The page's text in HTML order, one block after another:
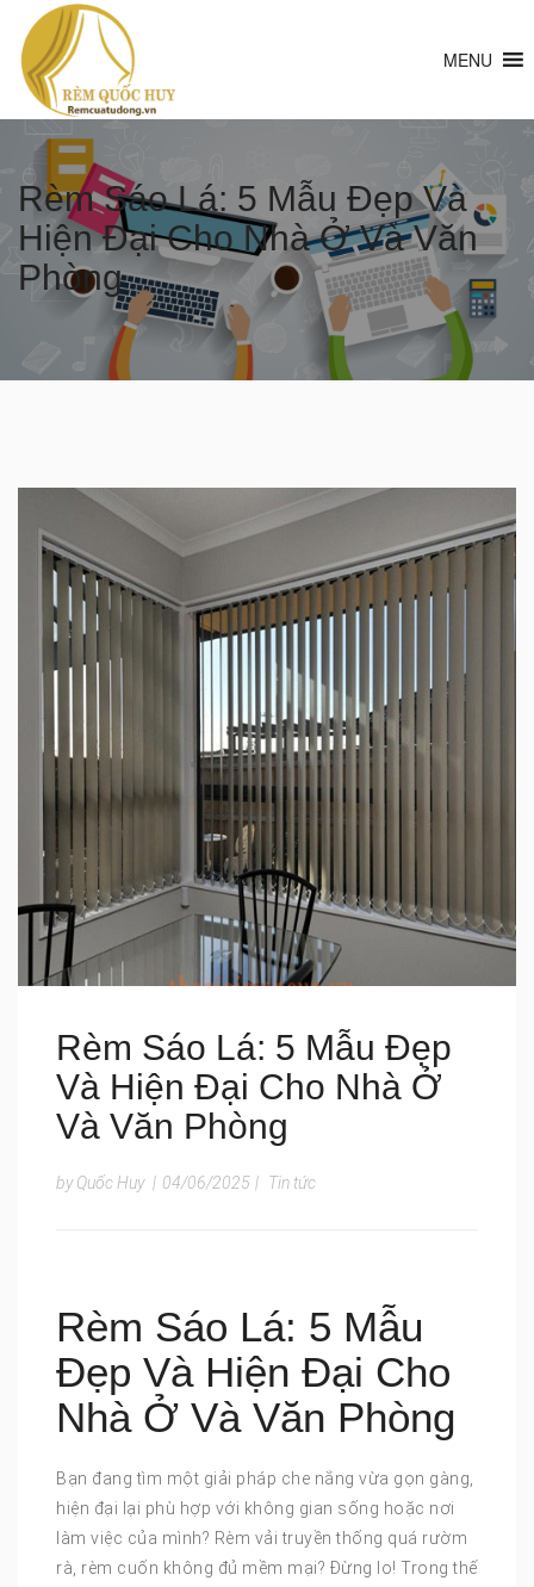
MENU
Rèm Sáo Lá: 5 Mẫu Đẹp Và
Hiện Đại Cho Nhà Ở Và Văn
Phòng
Rèm Sáo Lá: 5 Mẫu Đẹp
Và Hiện Đại Cho Nhà Ở
Và Văn Phòng
by Quốc Huy | 04/06/2025 | Tin tức
Rèm Sáo Lá: 5 Mẫu
Đẹp Và Hiện Đại Cho
Nhà Ở Và Văn Phòng
Bạn đang tìm một giải pháp che nắng vừa gọn gàng,
hiện đại lại phù hợp với không gian sống hoặc nơi
làm việc của mình? Rèm vải truyền thống quá rườm
rà, rèm cuốn không đủ mềm mại? Đừng lo! Trong thế